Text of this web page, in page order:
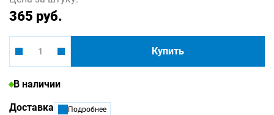
365 руб.
Купить
В наличии
Доставка
Подробнее